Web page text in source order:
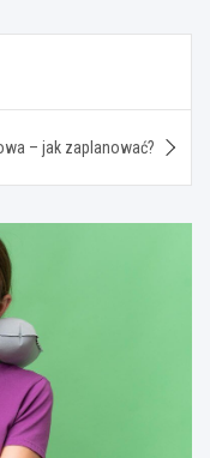
– jak zaplanować?